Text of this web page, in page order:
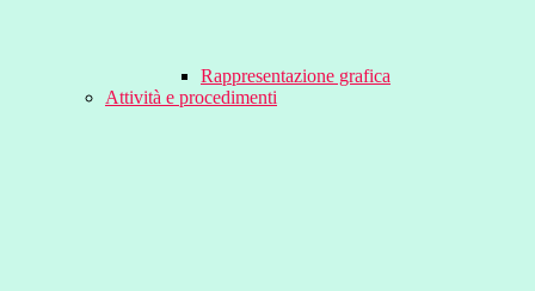
Rappresentazione grafica
Attività e procedimenti